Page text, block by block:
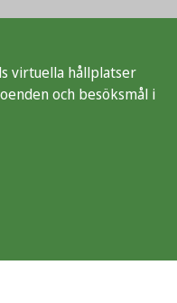
virtuella hållplatser
och besöksmål i